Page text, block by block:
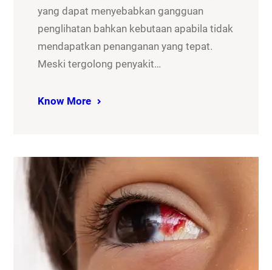
yang dapat menyebabkan gangguan
penglihatan bahkan kebutaan apabila tidak
mendapatkan penanganan yang tepat.
Meski tergolong penyakit…
Know More